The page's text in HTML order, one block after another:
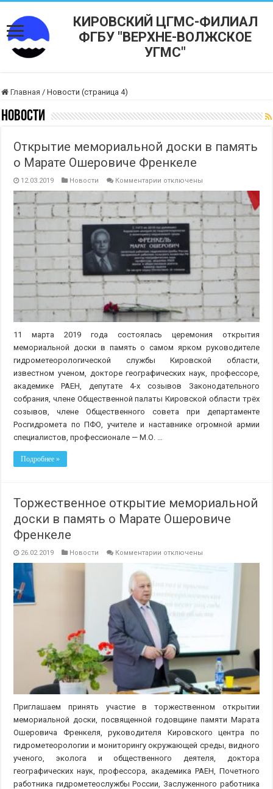
КИРОВСКИЙ ЦГМС-ФИЛИАЛ
ФГБУ "ВЕРХНЕ-ВОЛЖСКОЕ
УГМС"
Главная / Новости (страница 4)
Новости
Открытие мемориальной доски в память
о Марате Ошеровиче Френкеле
12.03.2019 Новости Комментарии к
Открытие
мемориальной
в
память
о
Марате
Ошеровиче
Френкеле
отключены
11 марта 2019 года состоялась церемония открытия
мемориальной доски в память о самом ярком руководителе
гидрометеорологической службы Кировской области,
известном ученом, докторе географических наук, профессоре,
академике РАЕН, депутате 4-х созывов Законодательного
собрания, члене Общественной палаты Кировской области трёх
созывов, члене Общественного совета при департаменте
Росгидромета по ПФО, учителе и наставнике огромной армии
специалистов, профессионале — М.О. …
Подробнее »
Торжественное открытие мемориальной
доски в память о Марате Ошеровиче
Френкеле
26.02.2019 Новости Комментарии к
память
Марате
Ошеровиче
Френкеле
отключены
Приглашаем принять участие в торжественном открытии
мемориальной доски, посвященной годовщине памяти Марата
Ошеровича Френкеля, руководителя Кировского центра по
гидрометеорологии и мониторингу окружающей среды, видного
ученого, эколога и общественного деятеля, доктора
географических наук, профессора, академика РАЕН, Почетного
работника гидрометеослужбы России, Заслуженного работника